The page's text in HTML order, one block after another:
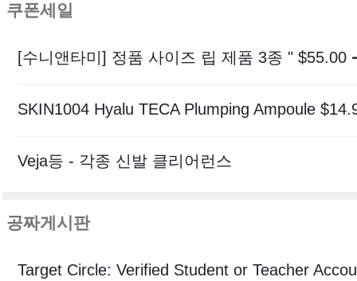
쿠폰세일
Veja등 - 각종 신발 클리어런스
공짜게시판